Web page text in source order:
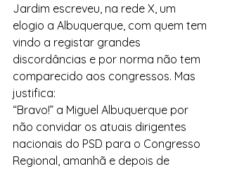
Jardim escreveu, na rede X, um
elogio a Albuquerque, com quem tem
vindo a registar grandes
discordâncias e por norma não tem
comparecido aos congressos. Mas
justifica:
“Bravo!” a Miguel Albuquerque por
não convidar os atuais dirigentes
nacionais do PSD para o Congresso
Regional, amanhã e depois de